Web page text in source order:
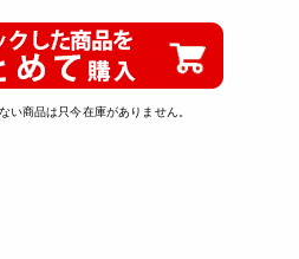
い商品は只今在庫がありません。